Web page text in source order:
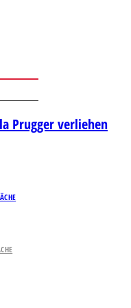
Prugger verliehen